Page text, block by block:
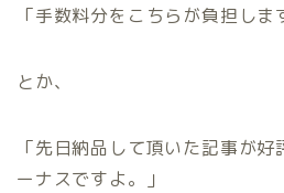
「手数料分をこちらが負担しま
とか、
「先日納品して頂いた記事が
ーナスですよ。」